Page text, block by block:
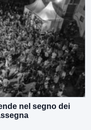
nel segno dei